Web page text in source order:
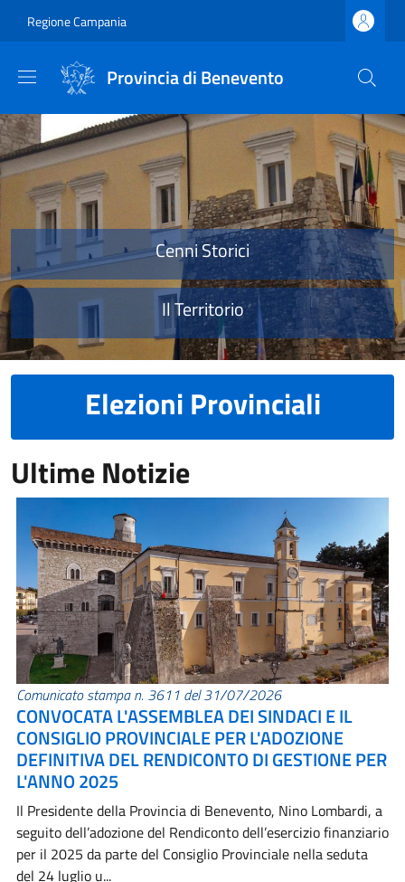
Regione Campania
Provincia di Benevento
Provincia di Benevento
Cenni Storici
Il Territorio
Elezioni Provinciali
Ultime Notizie
Comunicato stampa n. 3611 del 31/07/2026
CONVOCATA L'ASSEMBLEA DEI SINDACI E IL
CONSIGLIO PROVINCIALE PER L'ADOZIONE
DEFINITIVA DEL RENDICONTO DI GESTIONE PER
L'ANNO 2025
Il Presidente della Provincia di Benevento, Nino Lombardi, a
seguito dell’adozione del Rendiconto dell’esercizio finanziario
per il 2025 da parte del Consiglio Provinciale nella seduta
del 24 luglio u...